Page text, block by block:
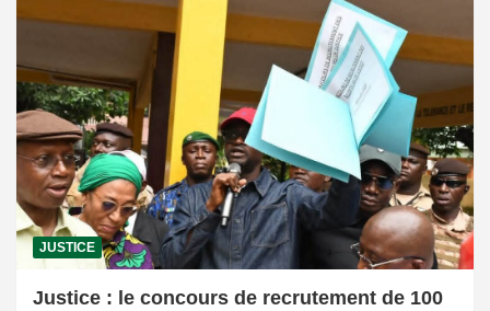
JUSTICE
Justice : le concours de recrutement de 100